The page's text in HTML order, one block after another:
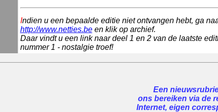
Indien u een bepaalde editie niet ontvangen hebt, ga
http://www.netties.been klik op archief.
Daar vindt u een link naar deel 1 en 2 van de laatste
nummer 1 - nostalgie troef!
Een
ons bereiken via de
Internet, eigen